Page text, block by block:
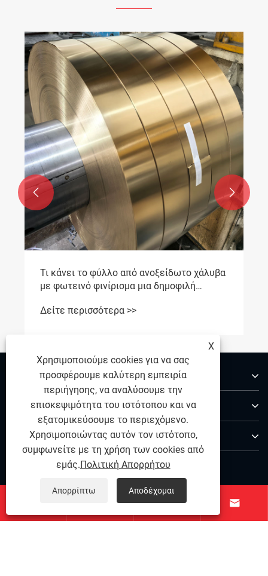
Τι κάνει το φύλλο από ανοξείδωτο χάλυβα
με φωτεινό φινίρισμα μια δημοφιλή
Δείτε περισσότερα >>
 
Σχετικά με εμάς
Προϊόντα
Επικοινωνήστε μαζί μας
ΑΚΟΛΟΥΘΗΣΕ ΜΑΣ
 
X
Χρησιμοποιούμε cookies για να σας
προσφέρουμε καλύτερη εμπειρία
περιήγησης, να αναλύσουμε την
επισκεψιμότητα του ιστότοπου και να
εξατομικεύσουμε το περιεχόμενο.
Χρησιμοποιώντας αυτόν τον ιστότοπο,
συμφωνείτε με τη χρήση των cookies από
εμάς.Πολιτική Απορρήτου
Απορρίπτω Αποδέχομαι